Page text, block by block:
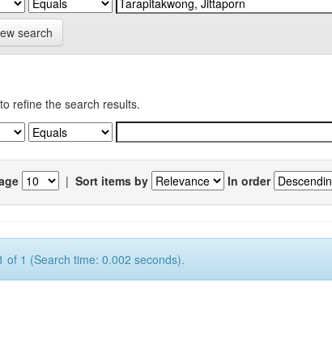
search
refine the search results.
| Sort items by In order
of 1 (Search time: 0.002 seconds).